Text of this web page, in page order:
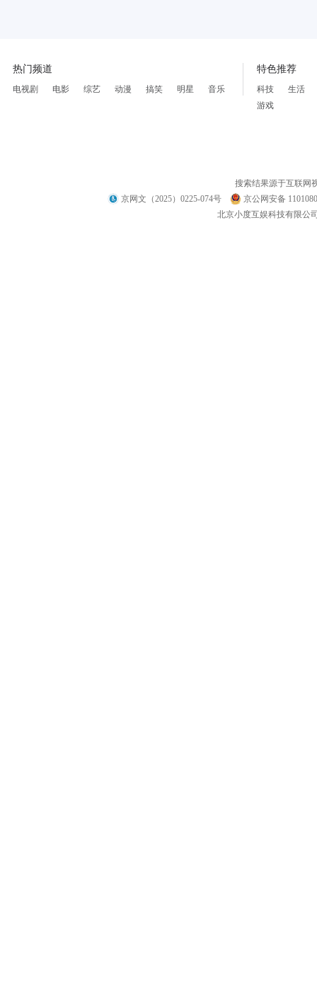
热门频道
电视剧 电影 综艺 动漫 搞笑 明星 音乐
特色推荐
科技
生活
游戏
搜索结果源于互联网
京网文（2025）0225-074号
京公网安备
北京小度互娱科技有限公